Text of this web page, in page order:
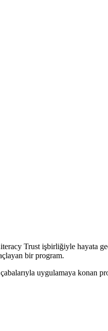
Trust işbirliğiyle hayata
bir program.
uygulamaya konan